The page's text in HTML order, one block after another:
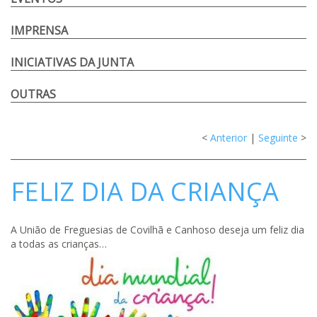
IMPRENSA
INICIATIVAS DA JUNTA
OUTRAS
< Anterior | Seguinte >
FELIZ DIA DA CRIANÇA
A União de Freguesias de Covilhã e Canhoso deseja um feliz dia
a todas as crianças…